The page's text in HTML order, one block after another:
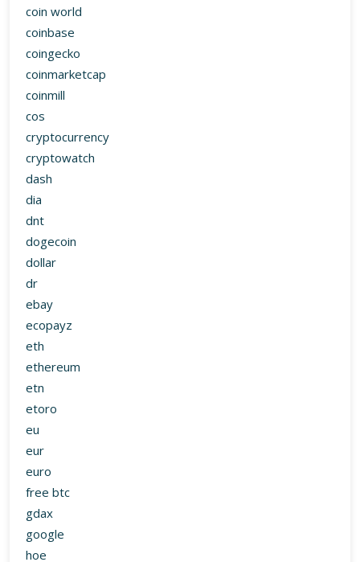
coin world
coinbase
coingecko
coinmarketcap
coinmill
cos
cryptocurrency
cryptowatch
dash
dia
dnt
dogecoin
dollar
dr
ebay
ecopayz
eth
ethereum
etn
etoro
eu
eur
euro
free btc
gdax
google
hoe